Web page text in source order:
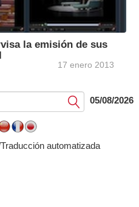
la emisión de sus
17 enero 2013
Submit05/08/2026
automatizada